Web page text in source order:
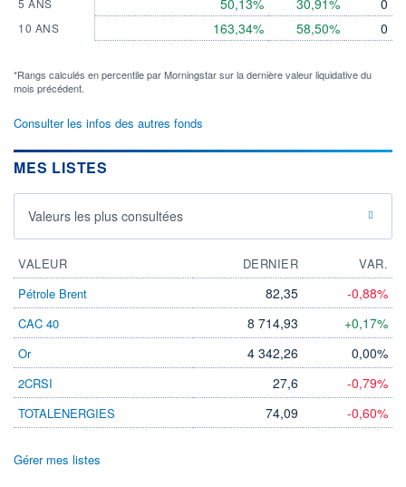
5 ANS
10 ANS
163,34%
58,50%
0
*Rangs calculés en percentile par Morningstar sur la dernière valeur liquidative du
mois précédent.
Consulter les infos des autres fonds
MES LISTES
Valeurs les plus consultées
VALEUR DERNIER
VAR.
Pétrole Brent
82,35 -0,88%
CAC 40 8 714,93 +0,17%
Or 4 342,26 0,00%
2CRSI 27,6 -0,79%
TOTALENERGIES 74,09 -0,60%
Gérer mes listes